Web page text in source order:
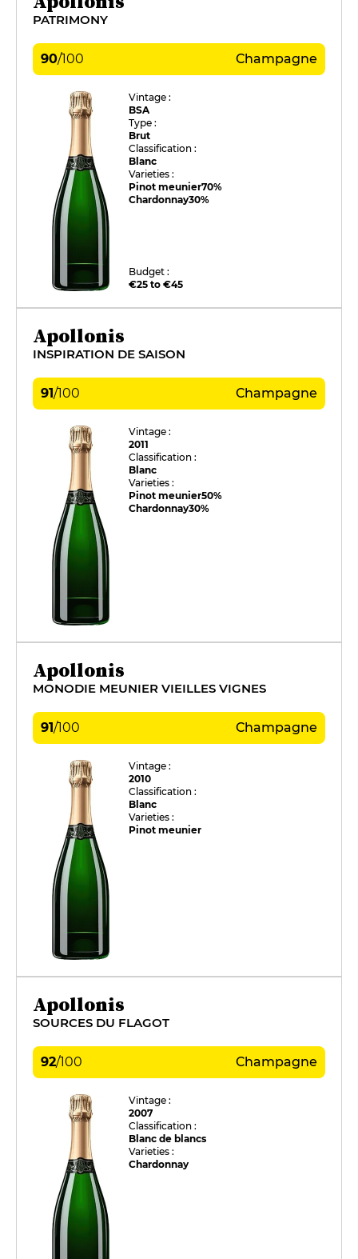
PATRIMONY
90/100 Champagne
Vintage :
BSA
Type :
Brut
Classification :
Blanc
Varieties :
Pinot meunier70%
Chardonnay30%
Budget :
€25 to €45
Apollonis
INSPIRATION DE SAISON
91/100 Champagne
Vintage :
2011
Classification :
Blanc
Varieties :
Pinot meunier50%
Chardonnay30%
Apollonis
MONODIE MEUNIER VIEILLES VIGNES
91/100 Champagne
Vintage :
2010
Classification :
Blanc
Varieties :
Pinot meunier
Apollonis
SOURCES DU FLAGOT
92/100 Champagne
Vintage :
2007
Classification :
Blanc de blancs
Varieties :
Chardonnay